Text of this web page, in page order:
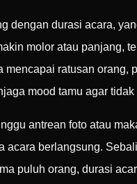
dengan durasi acara,
molor atau panjang,
ratusan
mood tamu agar
antrean foto atau
berlangsung.
puluh orang, durasi